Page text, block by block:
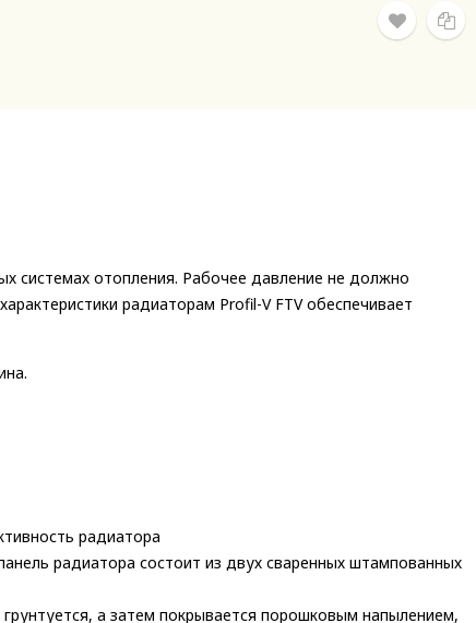
системах отопления. Рабочее давление не должно
радиаторам Profil-V FTV обеспечивает
радиатора
радиатора состоит из двух сваренных штампованных
а затем покрывается порошковым напылением,